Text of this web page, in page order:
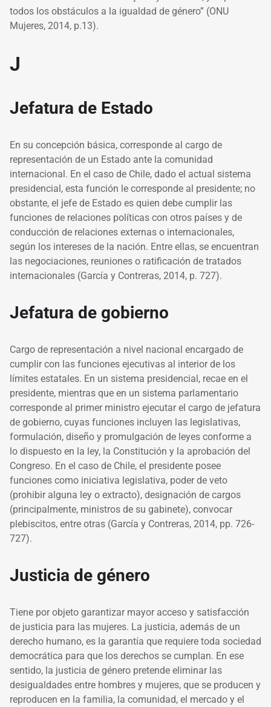
todos los obstáculos a la igualdad de género” (ONU
Mujeres, 2014, p.13).
J
Jefatura de Estado
En su concepción básica, corresponde al cargo de
representación de un Estado ante la comunidad
internacional. En el caso de Chile, dado el actual sistema
presidencial, esta función le corresponde al presidente; no
obstante, el jefe de Estado es quien debe cumplir las
funciones de relaciones políticas con otros países y de
conducción de relaciones externas o internacionales,
según los intereses de la nación. Entre ellas, se encuentran
las negociaciones, reuniones o ratificación de tratados
internacionales (García y Contreras, 2014, p. 727).
Jefatura de gobierno
Cargo de representación a nivel nacional encargado de
cumplir con las funciones ejecutivas al interior de los
límites estatales. En un sistema presidencial, recae en el
presidente, mientras que en un sistema parlamentario
corresponde al primer ministro ejecutar el cargo de jefatura
de gobierno, cuyas funciones incluyen las legislativas,
formulación, diseño y promulgación de leyes conforme a
lo dispuesto en la ley, la Constitución y la aprobación del
Congreso. En el caso de Chile, el presidente posee
funciones como iniciativa legislativa, poder de veto
(prohibir alguna ley o extracto), designación de cargos
(principalmente, ministros de su gabinete), convocar
plebiscitos, entre otras (García y Contreras, 2014, pp. 726-
727).
Justicia de género
Tiene por objeto garantizar mayor acceso y satisfacción
de justicia para las mujeres. La justicia, además de un
derecho humano, es la garantía que requiere toda sociedad
democrática para que los derechos se cumplan. En ese
sentido, la justicia de género pretende eliminar las
desigualdades entre hombres y mujeres, que se producen y
reproducen en la familia, la comunidad, el mercado y el